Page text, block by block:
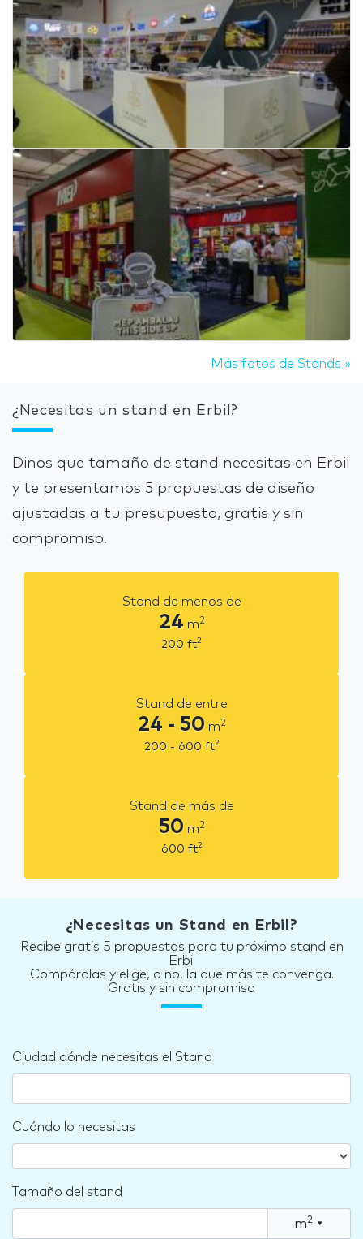
Más fotos de Stands »
¿Necesitas un stand en Erbil?
Dinos que tamaño de stand necesitas en Erbil
y te presentamos 5 propuestas de diseño
ajustadas a tu presupuesto, gratis y sin
compromiso.
Stand de menos de
24 m2
200 ft2
Stand de entre
24 - 50 m2
200 - 600 ft2
Stand de más de
50 m2
600 ft2
¿Necesitas un Stand en Erbil?
Recibe gratis 5 propuestas para tu próximo stand en
Erbil
Compáralas y elige, o no, la que más te convenga.
Gratis y sin compromiso
Ciudad dónde necesitas el Stand
Cuándo lo necesitas
Tamaño del stand
m2 ▾